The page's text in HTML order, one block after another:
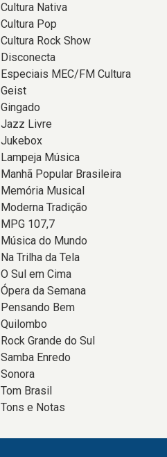
Cultura Nativa
Cultura Pop
Cultura Rock Show
Disconecta
Especiais MEC/FM Cultura
Geist
Gingado
Jazz Livre
Jukebox
Lampeja Música
Manhã Popular Brasileira
Memória Musical
Moderna Tradição
MPG 107,7
Música do Mundo
Na Trilha da Tela
O Sul em Cima
Ópera da Semana
Pensando Bem
Quilombo
Rock Grande do Sul
Samba Enredo
Sonora
Tom Brasil
Tons e Notas